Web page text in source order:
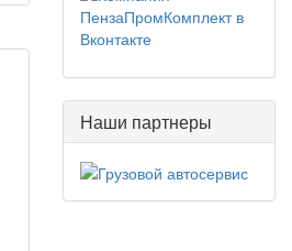
Наши партнеры